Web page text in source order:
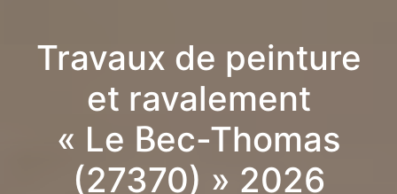
Travaux de peinture
et ravalement
« Le Bec-Thomas
(27370) » 2026